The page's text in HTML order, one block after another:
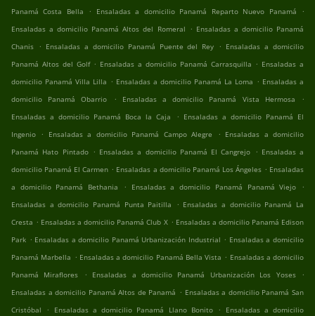
Panamá Costa Bella
. Ensaladas a domicilio Panamá Reparto Nuevo Panamá
.
Ensaladas a domicilio Panamá Altos del Romeral . Ensaladas a domicilio Panamá
Chanis . Ensaladas a domicilio Panamá Puente del Rey . Ensaladas a domicilio
Panamá Altos del Golf . Ensaladas a domicilio Panamá Carrasquilla . Ensaladas a
domicilio Panamá Villa Lilla . Ensaladas a domicilio Panamá La Loma . Ensaladas a
domicilio Panamá Obarrio
. Ensaladas a domicilio Panamá Vista Hermosa
.
Ensaladas a domicilio Panamá Boca la Caja
. Ensaladas a domicilio Panamá El
Ingenio
. Ensaladas a domicilio Panamá Campo Alegre . Ensaladas a domicilio
Panamá Hato Pintado . Ensaladas a domicilio Panamá El Cangrejo . Ensaladas a
domicilio Panamá El Carmen . Ensaladas a domicilio Panamá Los Ángeles . Ensaladas
a domicilio Panamá Bethania
. Ensaladas a domicilio Panamá Panamá Viejo
.
Ensaladas a domicilio Panamá Punta Paitilla
. Ensaladas a domicilio Panamá La
Cresta . Ensaladas a domicilio Panamá Club X . Ensaladas a domicilio Panamá Edison
Park . Ensaladas a domicilio Panamá Urbanización Industrial . Ensaladas a domicilio
Panamá Marbella . Ensaladas a domicilio Panamá Bella Vista . Ensaladas a domicilio
Panamá Miraflores
. Ensaladas a domicilio Panamá Urbanización Los Yoses
.
Ensaladas a domicilio Panamá Altos de Panamá . Ensaladas a domicilio Panamá San
Cristóbal
. Ensaladas a domicilio Panamá Llano Bonito .
Ensaladas a domicilio